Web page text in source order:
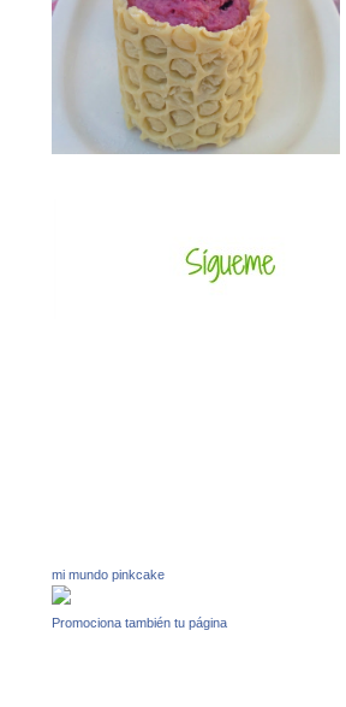
mi mundo pinkcake
Promociona también tu página